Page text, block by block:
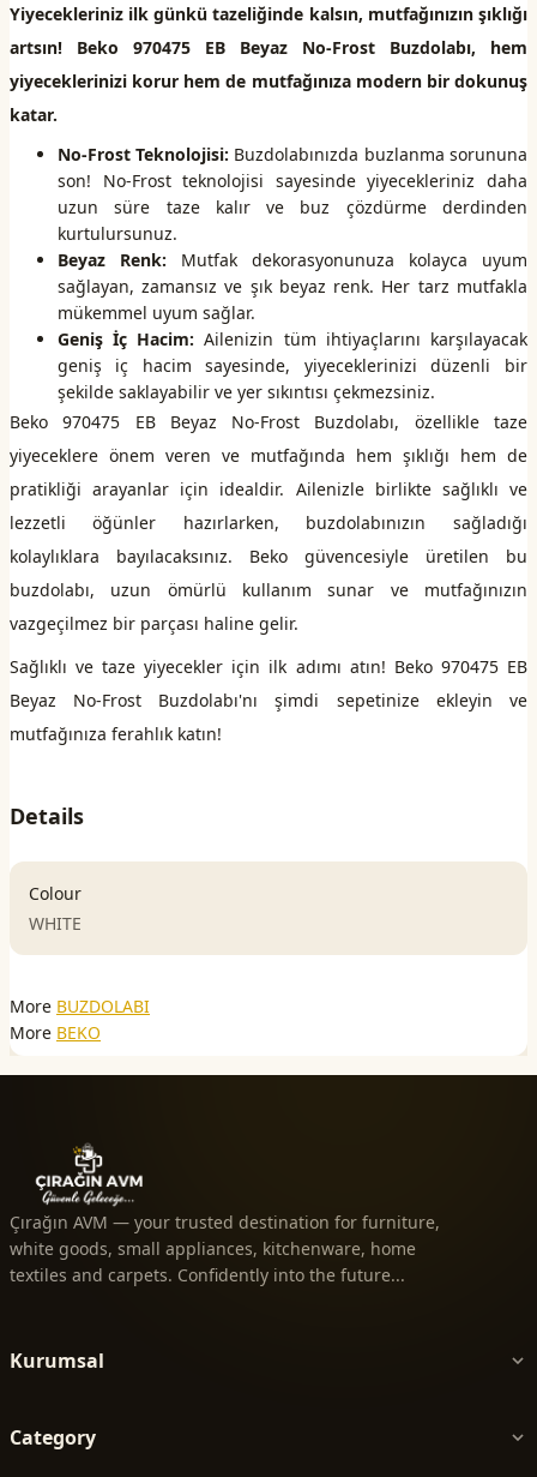
Yiyecekleriniz ilk günkü tazeliğinde kalsın, mutfağınızın şıklığı
artsın! Beko 970475 EB Beyaz No-Frost Buzdolabı, hem
yiyeceklerinizi korur hem de mutfağınıza modern bir dokunuş
katar.
No-Frost Teknolojisi: Buzdolabınızda buzlanma sorununa
son! No-Frost teknolojisi sayesinde yiyecekleriniz daha
uzun süre taze kalır ve buz çözdürme derdinden
kurtulursunuz.
Beyaz Renk: Mutfak dekorasyonunuza kolayca uyum
sağlayan, zamansız ve şık beyaz renk. Her tarz mutfakla
mükemmel uyum sağlar.
Geniş İç Hacim: Ailenizin tüm ihtiyaçlarını karşılayacak
geniş iç hacim sayesinde, yiyeceklerinizi düzenli bir
şekilde saklayabilir ve yer sıkıntısı çekmezsiniz.
Beko 970475 EB Beyaz No-Frost Buzdolabı, özellikle taze
yiyeceklere önem veren ve mutfağında hem şıklığı hem de
pratikliği arayanlar için idealdir. Ailenizle birlikte sağlıklı ve
lezzetli öğünler hazırlarken, buzdolabınızın sağladığı
kolaylıklara bayılacaksınız. Beko güvencesiyle üretilen bu
buzdolabı, uzun ömürlü kullanım sunar ve mutfağınızın
vazgeçilmez bir parçası haline gelir.
Sağlıklı ve taze yiyecekler için ilk adımı atın! Beko 970475 EB
Beyaz No-Frost Buzdolabı'nı şimdi sepetinize ekleyin ve
mutfağınıza ferahlık katın!
Details
Colour
WHITE
More BUZDOLABI
More BEKO
Çırağın AVM — your trusted destination for furniture,
white goods, small appliances, kitchenware, home
textiles and carpets. Confidently into the future...
Kurumsal
Category